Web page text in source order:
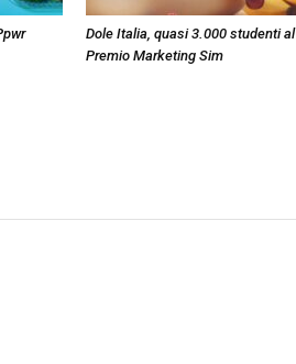
Dole Italia, quasi 3.000 studenti al
Premio Marketing Sim